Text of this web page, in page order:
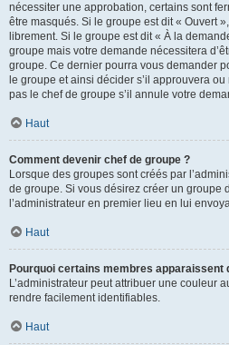
nécessiter une approbation, certains sont
être masqués. Si le groupe est dit « Ouvert
librement. Si le groupe est dit « À la
groupe mais votre demande nécessitera
groupe. Ce dernier pourra vous demander
le groupe et ainsi décider s’il approuvera
pas le chef de groupe s’il annule votre
Haut
Comment devenir chef de groupe ?
Lorsque des groupes sont créés par
de groupe. Si vous désirez créer un groupe
l’administrateur en premier lieu en lui
Haut
Pourquoi certains membres apparaissent
L’administrateur peut attribuer une couleur
rendre facilement identifiables.
Haut